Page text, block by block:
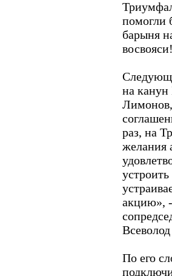
помогли
барыня
на канун
Лимонов,
раз, на
желания
акцию»,
По его